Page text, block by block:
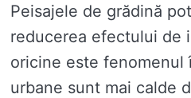
Peisajele de grădină
reducerea efectului de
oricine este fenomenul
urbane sunt mai calde